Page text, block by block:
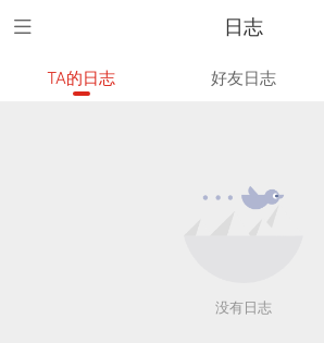
日志
TA的日志 好友日志
没有日志